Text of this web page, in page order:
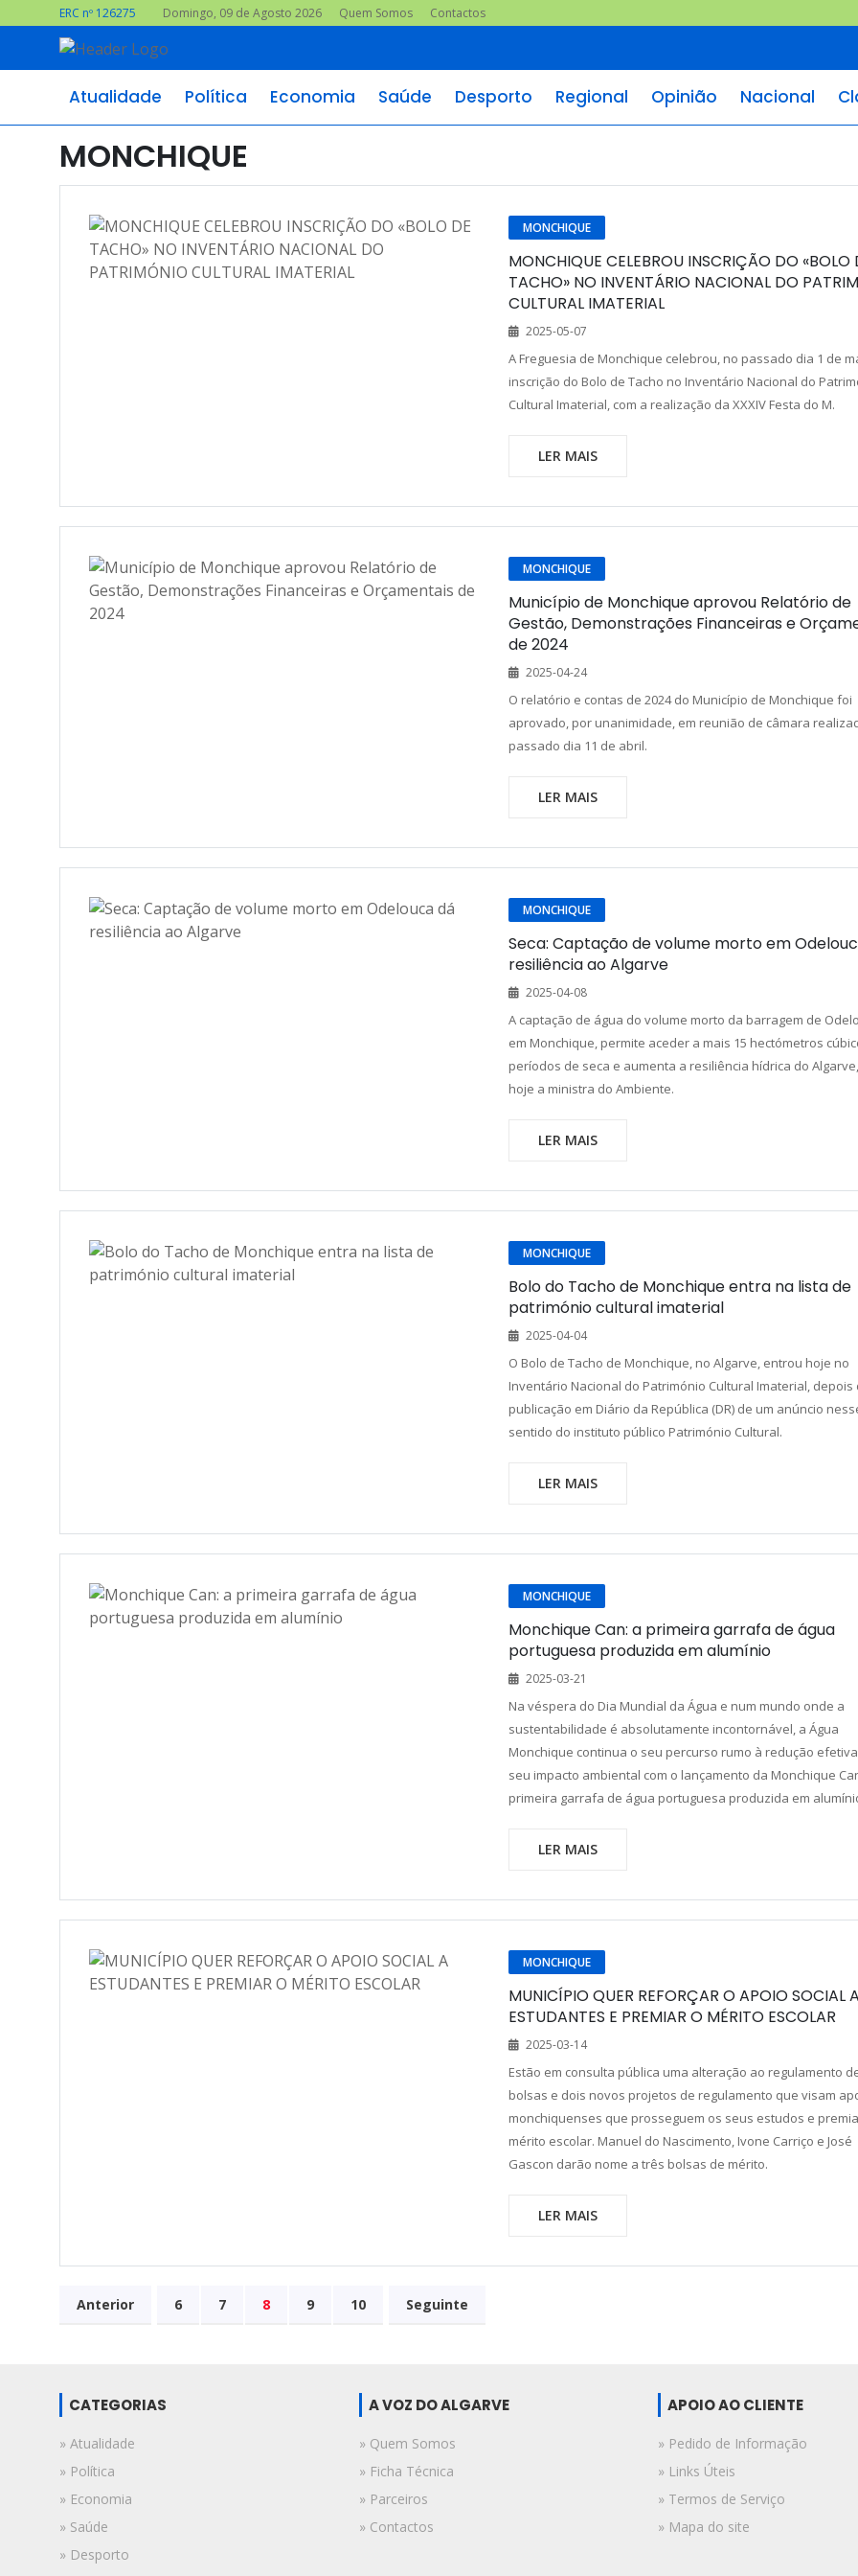
ERC nº 126275 Domingo, 09 de Agosto 2026 Quem Somos Contactos
Atualidade Política Economia Saúde Desporto Regional Opinião Nacional
MONCHIQUE
MONCHIQUE
MONCHIQUE CELEBROU INSCRIÇÃO DO «BOLO
TACHO» NO INVENTÁRIO NACIONAL DO
CULTURAL IMATERIAL
2025-05-07
A Freguesia de Monchique celebrou, no passado dia 1 de
inscrição do Bolo de Tacho no Inventário Nacional do
Cultural Imaterial, com a realização da XXXIV Festa do M.
LER MAIS
MONCHIQUE
Município de Monchique aprovou Relatório de
Gestão, Demonstrações Financeiras e
de 2024
2025-04-24
O relatório e contas de 2024 do Município de Monchique foi
aprovado, por unanimidade, em reunião de câmara
passado dia 11 de abril.
LER MAIS
MONCHIQUE
Seca: Captação de volume morto em
resiliência ao Algarve
2025-04-08
A captação de água do volume morto da barragem de
em Monchique, permite aceder a mais 15 hectómetros
períodos de seca e aumenta a resiliência hídrica do
hoje a ministra do Ambiente.
LER MAIS
MONCHIQUE
Bolo do Tacho de Monchique entra na lista de
património cultural imaterial
2025-04-04
O Bolo de Tacho de Monchique, no Algarve, entrou hoje no
Inventário Nacional do Património Cultural Imaterial, depois
publicação em Diário da República (DR) de um anúncio
sentido do instituto público Património Cultural.
LER MAIS
MONCHIQUE
Monchique Can: a primeira garrafa de água
portuguesa produzida em alumínio
2025-03-21
Na véspera do Dia Mundial da Água e num mundo onde a
sustentabilidade é absolutamente incontornável, a Água
Monchique continua o seu percurso rumo à redução
seu impacto ambiental com o lançamento da Monchique
primeira garrafa de água portuguesa produzida em
LER MAIS
MONCHIQUE
MUNICÍPIO QUER REFORÇAR O APOIO SOCIAL
ESTUDANTES E PREMIAR O MÉRITO ESCOLAR
2025-03-14
Estão em consulta pública uma alteração ao regulamento
bolsas e dois novos projetos de regulamento que visam
monchiquenses que prosseguem os seus estudos e
mérito escolar. Manuel do Nascimento, Ivone Carriço e José
Gascon darão nome a três bolsas de mérito.
LER MAIS
Anterior 6 7 8 9 10 Seguinte
CATEGORIAS
» Atualidade
» Política
» Economia
» Saúde
» Desporto
A VOZ DO ALGARVE
» Quem Somos
» Ficha Técnica
» Parceiros
» Contactos
APOIO AO CLIENTE
» Pedido de Informação
» Links Úteis
» Termos de Serviço
» Mapa do site